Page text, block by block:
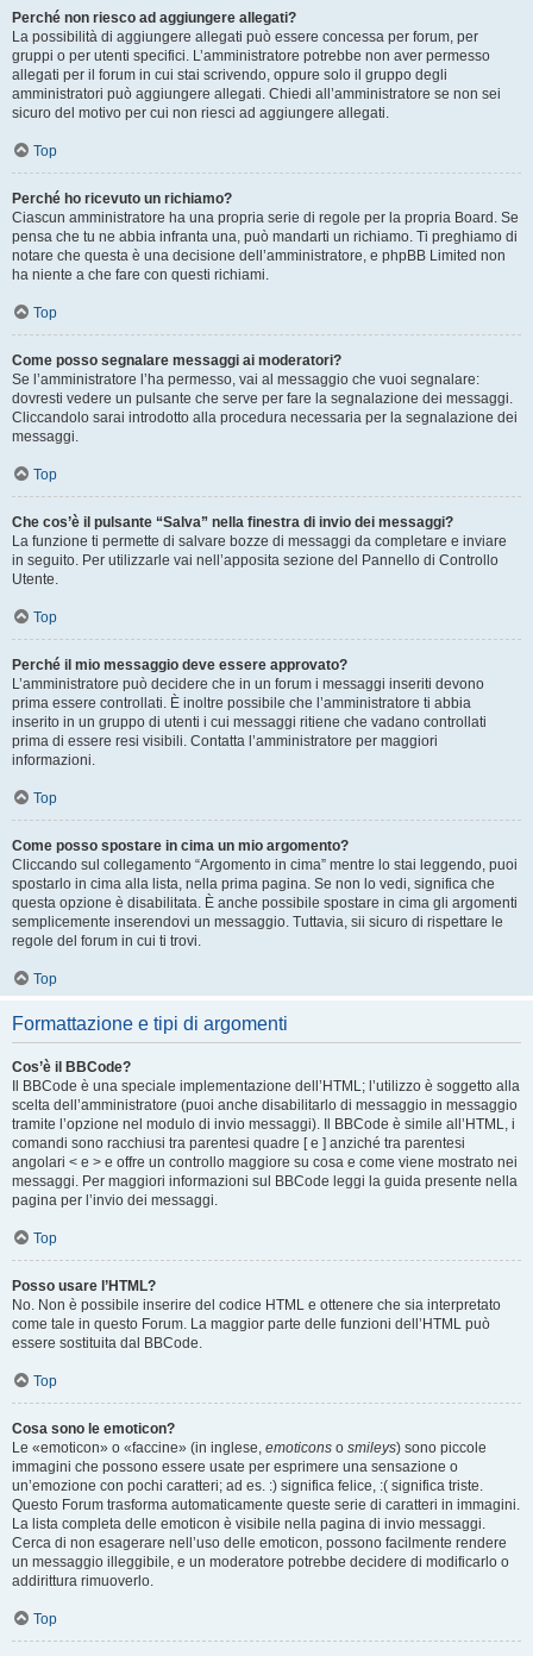
Perché non riesco ad aggiungere allegati?
La possibilità di aggiungere allegati può essere concessa per forum, per
gruppi o per utenti specifici. L’amministratore potrebbe non aver permesso
allegati per il forum in cui stai scrivendo, oppure solo il gruppo degli
amministratori può aggiungere allegati. Chiedi all’amministratore se non sei
sicuro del motivo per cui non riesci ad aggiungere allegati.
Top
Perché ho ricevuto un richiamo?
Ciascun amministratore ha una propria serie di regole per la propria Board. Se
pensa che tu ne abbia infranta una, può mandarti un richiamo. Ti preghiamo di
notare che questa è una decisione dell’amministratore, e phpBB Limited non
ha niente a che fare con questi richiami.
Top
Come posso segnalare messaggi ai moderatori?
Se l’amministratore l’ha permesso, vai al messaggio che vuoi segnalare:
dovresti vedere un pulsante che serve per fare la segnalazione dei messaggi.
Cliccandolo sarai introdotto alla procedura necessaria per la segnalazione dei
messaggi.
Top
Che cos’è il pulsante “Salva” nella finestra di invio dei messaggi?
La funzione ti permette di salvare bozze di messaggi da completare e inviare
in seguito. Per utilizzarle vai nell’apposita sezione del Pannello di Controllo
Utente.
Top
Perché il mio messaggio deve essere approvato?
L’amministratore può decidere che in un forum i messaggi inseriti devono
prima essere controllati. È inoltre possibile che l’amministratore ti abbia
inserito in un gruppo di utenti i cui messaggi ritiene che vadano controllati
prima di essere resi visibili. Contatta l’amministratore per maggiori
informazioni.
Top
Come posso spostare in cima un mio argomento?
Cliccando sul collegamento “Argomento in cima” mentre lo stai leggendo, puoi
spostarlo in cima alla lista, nella prima pagina. Se non lo vedi, significa che
questa opzione è disabilitata. È anche possibile spostare in cima gli argomenti
semplicemente inserendovi un messaggio. Tuttavia, sii sicuro di rispettare le
regole del forum in cui ti trovi.
Top
Formattazione e tipi di argomenti
Cos’è il BBCode?
Il BBCode è una speciale implementazione dell’HTML; l’utilizzo è soggetto alla
scelta dell’amministratore (puoi anche disabilitarlo di messaggio in messaggio
tramite l’opzione nel modulo di invio messaggi). Il BBCode è simile all’HTML, i
comandi sono racchiusi tra parentesi quadre [ e ] anziché tra parentesi
angolari < e > e offre un controllo maggiore su cosa e come viene mostrato nei
messaggi. Per maggiori informazioni sul BBCode leggi la guida presente nella
pagina per l’invio dei messaggi.
Top
Posso usare l’HTML?
No. Non è possibile inserire del codice HTML e ottenere che sia interpretato
come tale in questo Forum. La maggior parte delle funzioni dell’HTML può
essere sostituita dal BBCode.
Top
Cosa sono le emoticon?
Le «emoticon» o «faccine» (in inglese, emoticons o smileys) sono piccole
immagini che possono essere usate per esprimere una sensazione o
un’emozione con pochi caratteri; ad es. :) significa felice, :( significa triste.
Questo Forum trasforma automaticamente queste serie di caratteri in immagini.
La lista completa delle emoticon è visibile nella pagina di invio messaggi.
Cerca di non esagerare nell’uso delle emoticon, possono facilmente rendere
un messaggio illeggibile, e un moderatore potrebbe decidere di modificarlo o
addirittura rimuoverlo.
Top